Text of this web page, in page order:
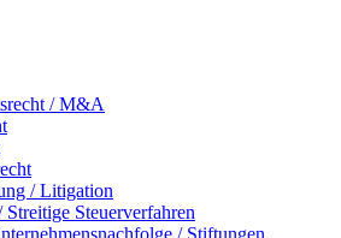
/ M&A
/ Litigation
Streitige Steuerverfahren
/ Stiftungen